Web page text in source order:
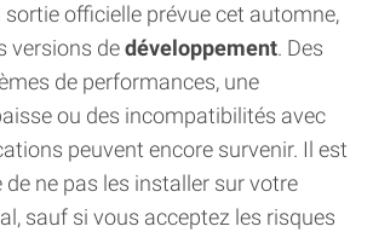
sortie officielle prévue cet automne,
versions dedéveloppement. Des
de performances, une
ou des incompatibilités avec
peuvent encore survenir. Il est
ne pas les installer sur votre
sauf si vous acceptez les risques